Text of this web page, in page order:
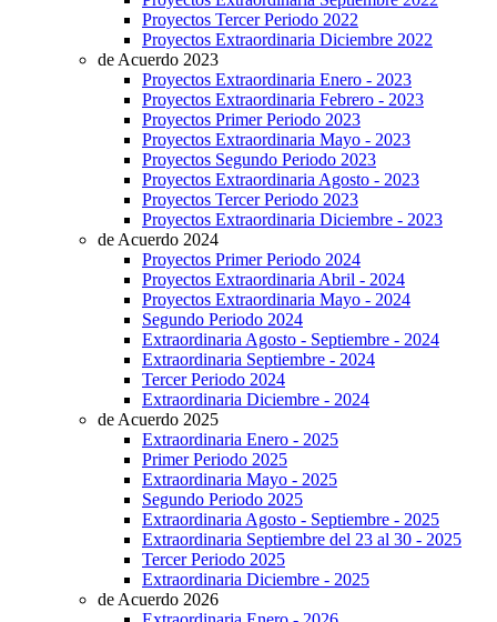
Proyectos Tercer Periodo 2022
Proyectos Extraordinaria Diciembre 2022
de Acuerdo 2023
Proyectos Extraordinaria Enero - 2023
Proyectos Extraordinaria Febrero - 2023
Proyectos Primer Periodo 2023
Proyectos Extraordinaria Mayo - 2023
Proyectos Segundo Periodo 2023
Proyectos Extraordinaria Agosto - 2023
Proyectos Tercer Periodo 2023
Proyectos Extraordinaria Diciembre - 2023
de Acuerdo 2024
Proyectos Primer Periodo 2024
Proyectos Extraordinaria Abril - 2024
Proyectos Extraordinaria Mayo - 2024
Segundo Periodo 2024
Extraordinaria Agosto - Septiembre - 2024
Extraordinaria Septiembre - 2024
Tercer Periodo 2024
Extraordinaria Diciembre - 2024
de Acuerdo 2025
Extraordinaria Enero - 2025
Primer Periodo 2025
Extraordinaria Mayo - 2025
Segundo Periodo 2025
Extraordinaria Agosto - Septiembre - 2025
Extraordinaria Septiembre del 23 al 30 - 2025
Tercer Periodo 2025
Extraordinaria Diciembre - 2025
de Acuerdo 2026